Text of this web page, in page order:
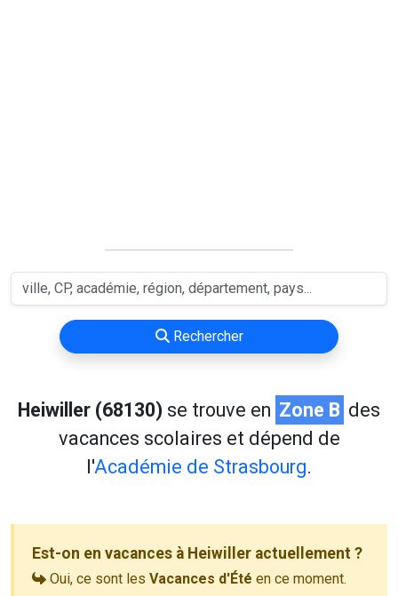
Rechercher
Heiwiller (68130) se trouve en Zone B des
vacances scolaires et dépend de
l'Académie de Strasbourg.
Est-on en vacances à Heiwiller actuellement ?
Oui, ce sont les Vacances d'Été en ce moment.